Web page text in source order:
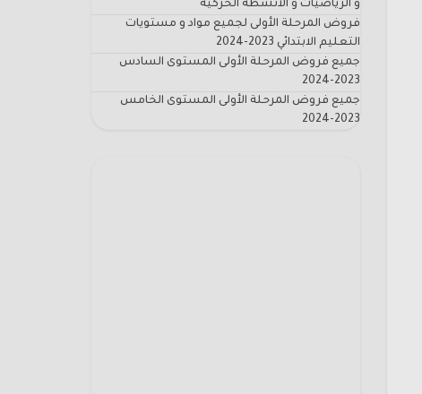
و الرياضيات و الأنشطة الحركية
فروض المرحلة الأولى لجميع مواد و مستويات
التعليم الابتدائي 2023-2024
جميع فروض المرحلة الأولى المستوى السادس
2023-2024
جميع فروض المرحلة الأولى المستوى الخامس
2023-2024